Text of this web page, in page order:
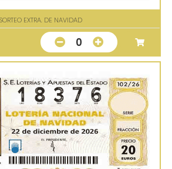
SORTEO EXTRA. DE NAVIDAD
0